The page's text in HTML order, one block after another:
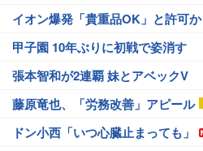
イオン爆発「貴重品OK」と許可か
甲子園 10年ぶりに初戦で姿消す
張本智和が2連覇 妹とアベックV
藤原竜也、「労務改善」アピール
ドン小西「いつ心臓止まっても」